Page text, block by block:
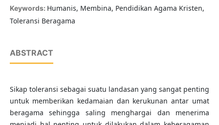
Keywords: Humanis, Membina, Pendidikan Agama Kristen,
Toleransi Beragama
ABSTRACT
Sikap toleransi sebagai suatu landasan yang sangat penting
untuk memberikan kedamaian dan kerukunan antar umat
beragama sehingga saling menghargai dan menerima